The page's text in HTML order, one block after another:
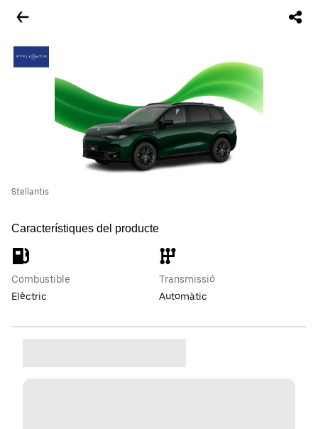
Stellantis
Característiques del producte
Combustible
Elèctric
Transmissió
Automàtic